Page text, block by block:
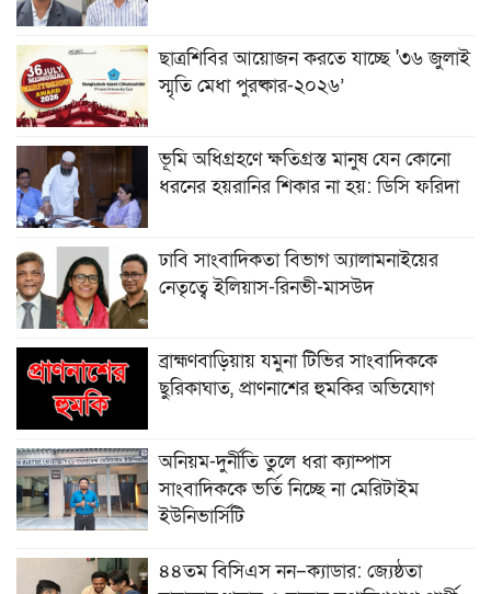
ছাত্রশিবির আয়োজন করতে যাচ্ছে '৩৬ জুলাই
স্মৃতি মেধা পুরষ্কার-২০২৬’
ভূমি অধিগ্রহণে ক্ষতিগ্রস্ত মানুষ যেন কোনো
ধরনের হয়রানির শিকার না হয়: ডিসি ফরিদা
ঢাবি সাংবাদিকতা বিভাগ অ্যালামনাইয়ের
নেতৃত্বে ইলিয়াস-রিনভী-মাসউদ
ব্রাহ্মণবাড়িয়ায় যমুনা টিভির সাংবাদিককে
ছুরিকাঘাত, প্রাণনাশের হুমকির অভিযোগ
অনিয়ম-দুর্নীতি তুলে ধরা ক্যাম্পাস
সাংবাদিককে ভর্তি নিচ্ছে না মেরিটাইম
ইউনিভার্সিটি
৪৪তম বিসিএস নন–ক্যাডার: জ্যেষ্ঠতা